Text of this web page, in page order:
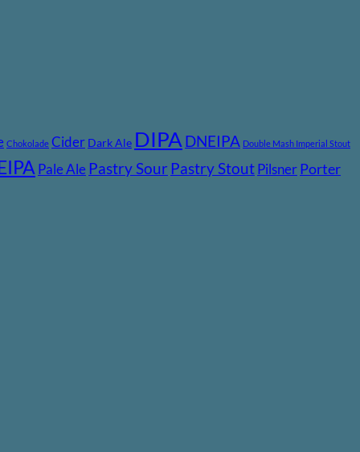
Chokolade Cider Dark Ale DIPA DNEIPA Double Mash Imperial Stout
Pale Ale Pastry Sour Pastry StoutPilsnerPorter